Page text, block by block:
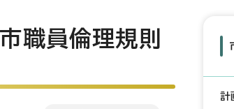
職員倫理規則
計